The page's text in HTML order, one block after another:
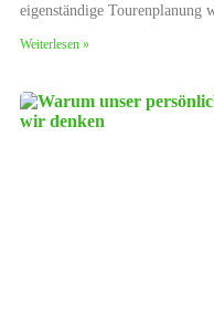
eigenständige Tourenplanung
Weiterlesen »